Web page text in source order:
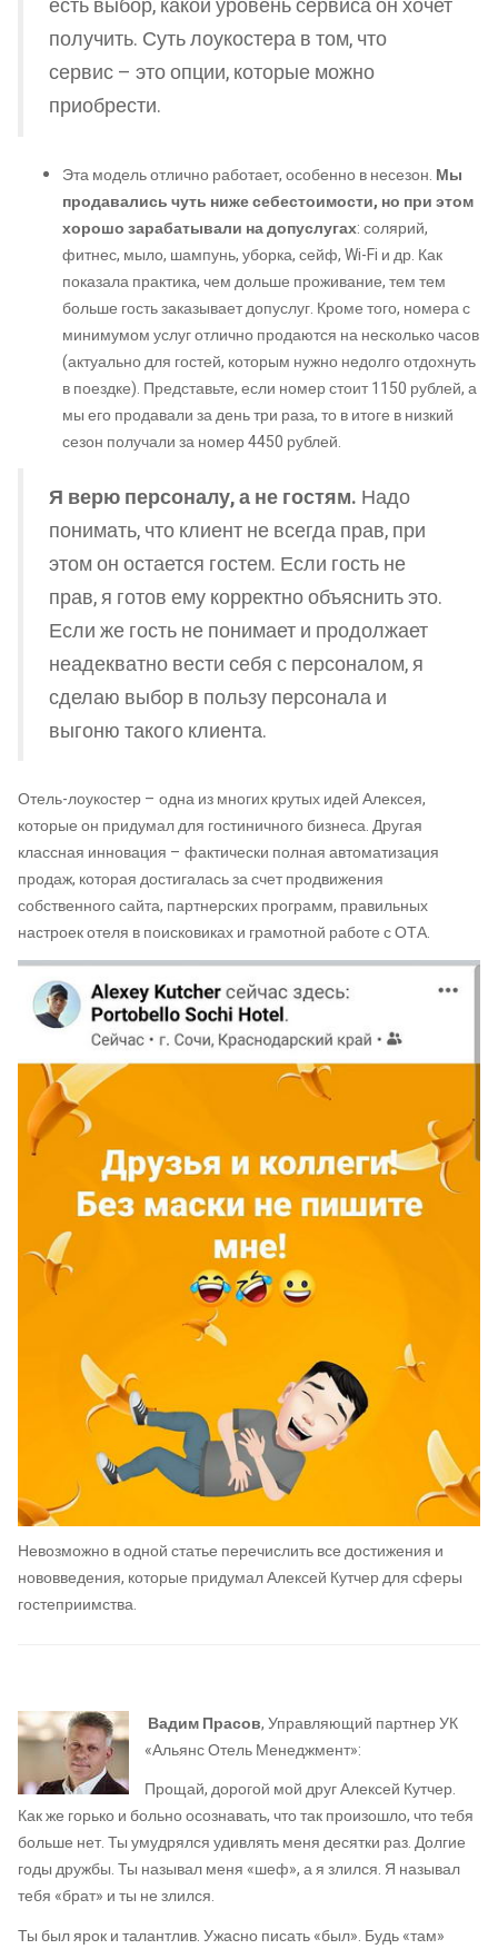
есть выбор, какой уровень сервиса он хочет
получить. Суть лоукостера в том, что
сервис – это опции, которые можно
приобрести.
Эта модель отлично работает, особенно в несезон. Мы
продавались чуть ниже себестоимости, но при этом
хорошо зарабатывали на допуслугах: солярий,
фитнес, мыло, шампунь, уборка, сейф, Wi-Fi и др. Как
показала практика, чем дольше проживание, тем тем
больше гость заказывает допуслуг. Кроме того, номера с
минимумом услуг отлично продаются на несколько часов
(актуально для гостей, которым нужно недолго отдохнуть
в поездке). Представьте, если номер стоит 1150 рублей, а
мы его продавали за день три раза, то в итоге в низкий
сезон получали за номер 4450 рублей.
Я верю персоналу, а не гостям. Надо
понимать, что клиент не всегда прав, при
этом он остается гостем. Если гость не
прав, я готов ему корректно объяснить это.
Если же гость не понимает и продолжает
неадекватно вести себя с персоналом, я
сделаю выбор в пользу персонала и
выгоню такого клиента.
Отель-лоукостер – одна из многих крутых идей Алексея,
которые он придумал для гостиничного бизнеса. Другая
классная инновация – фактически полная автоматизация
продаж, которая достигалась за счет продвижения
собственного сайта, партнерских программ, правильных
настроек отеля в поисковиках и грамотной работе с ОТА.
Невозможно в одной статье перечислить все достижения и
нововведения, которые придумал Алексей Кутчер для сферы
гостеприимства.
Вадим Прасов, Управляющий партнер УК
«Альянс Отель Менеджмент»:
Прощай, дорогой мой друг Алексей Кутчер.
Как же горько и больно осознавать, что так произошло, что тебя
больше нет. Ты умудрялся удивлять меня десятки раз. Долгие
годы дружбы. Ты называл меня «шеф», а я злился. Я называл
тебя «брат» и ты не злился.
Ты был ярок и талантлив. Ужасно писать «был». Будь «там»